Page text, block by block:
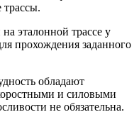
трассы.
эталонной трассе у
прохождения заданного
обладают
и силовыми
не обязательна.